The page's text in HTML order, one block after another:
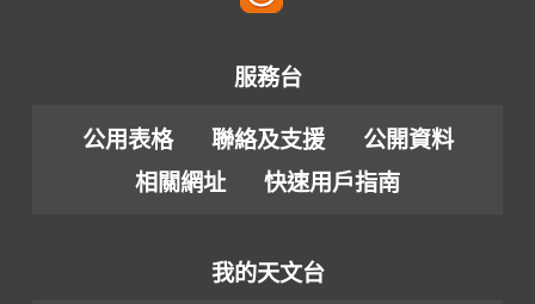
服務台
公用表格 聯絡及支援
公開資料
相關網址
快速用戶指南
我的天文台